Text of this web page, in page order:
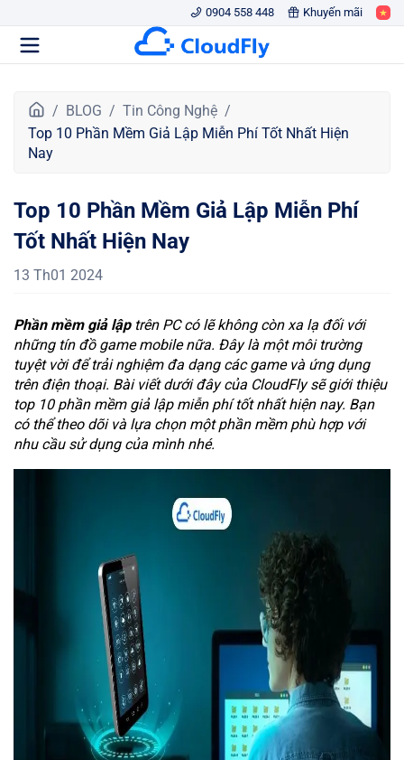
0904 558 448 Khuyến mãi
r
a
c
h
ủ
BLOG
Tin Công Nghệ
Top 10 Phần Mềm Giả Lập Miễn Phí Tốt Nhất Hiện
Nay
Top 10 Phần Mềm Giả Lập Miễn Phí
Tốt Nhất Hiện Nay
13 Th01 2024
Phần mềm giả lậptrên PC có lẽ không còn xa lạ đối với
những tín đồ game mobile nữa. Đây là một môi trường
tuyệt vời để trải nghiệm đa dạng các game và ứng dụng
trên điện thoại. Bài viết dưới đây của CloudFly sẽ giới thiệu
top 10 phần mềm giả lập miễn phí tốt nhất hiện nay. Bạn
có thể theo dõi và lựa chọn một phần mềm phù hợp với
nhu cầu sử dụng của mình nhé.